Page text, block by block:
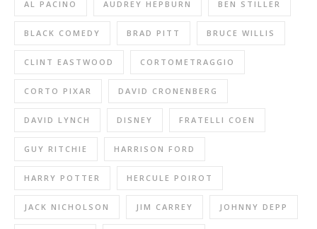
AL PACINO AUDREY HEPBURN BEN STILLER
BLACK COMEDY BRAD PITT BRUCE WILLIS
CLINT EASTWOOD CORTOMETRAGGIO
CORTO PIXAR DAVID CRONENBERG
DAVID LYNCH DISNEY FRATELLI COEN
GUY RITCHIE HARRISON FORD
HARRY POTTER HERCULE POIROT
JACK NICHOLSON JIM CARREY JOHNNY DEPP